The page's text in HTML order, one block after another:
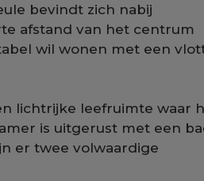
bevindt zich nabij
afstand van het centrum
wil wonen met een
lichtrijke leefruimte waar
is uitgerust met een
er twee volwaardige